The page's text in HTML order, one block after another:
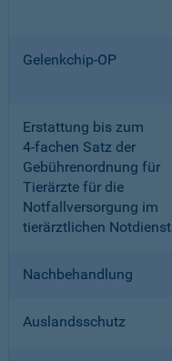
Gelenkchip-OP
Erstattung bis zum
4-fachen Satz der
Gebührenordnung für
Tierärzte für die
Notfallversorgung im
tierärztlichen Notdienst
Nachbehandlung
Auslandsschutz